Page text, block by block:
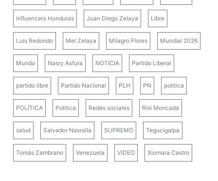
influencers Honduras Juan Diego Zelaya Libre
Luis Redondo Mel Zelaya Milagro Flores Mundial 2026
Mundo Nasry Asfura NOTICIA Partido Liberal
partido libre Partido Nacional PLH PN politica
POLÍTICA Política Redes sociales Rixi Moncada
salud Salvador Nasralla SUPREMO Tegucigalpa
Tomás Zambrano Venezuela VIDEO Xiomara Castro